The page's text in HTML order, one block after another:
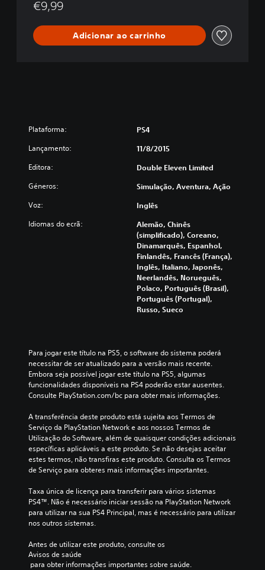
€9,99
Adicionar ao carrinho
Plataforma: PS4
Lançamento: 11/8/2015
Editora: Double Eleven Limited
Géneros: Simulação, Aventura, Ação
Voz: Inglês
Idiomas do ecrã:
Alemão, Chinês
(simplificado), Coreano,
Dinamarquês, Espanhol,
Finlandês, Francês (França),
Inglês, Italiano, Japonês,
Neerlandês, Norueguês,
Polaco, Português (Brasil),
Português (Portugal),
Russo, Sueco
Para jogar este título na PS5, o software do sistema poderá
necessitar de ser atualizado para a versão mais recente.
Embora seja possível jogar este título na PS5, algumas
funcionalidades disponíveis na PS4 poderão estar ausentes.
Consulte PlayStation.com/bc para obter mais informações.
A transferência deste produto está sujeita aos Termos de
Serviço da PlayStation Network e aos nossos Termos de
Utilização do Software, além de quaisquer condições adicionais
específicas aplicáveis a este produto. Se não desejas aceitar
estes termos, não transfiras este produto. Consulta os Termos
de Serviço para obteres mais informações importantes.
Taxa única de licença para transferir para vários sistemas
PS4™. Não é necessário iniciar sessão na PlayStation Network
para utilizar na sua PS4 Principal, mas é necessário para utilizar
nos outros sistemas.
Antes de utilizar este produto, consulte os
Avisos de saúde
para obter informações importantes sobre saúde.